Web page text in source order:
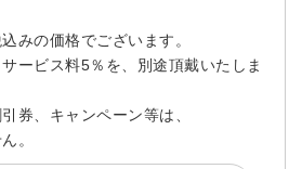
みの価格でございます。
ービス料5％を、別途頂戴いたしま
券、キャンペーン等は、
。